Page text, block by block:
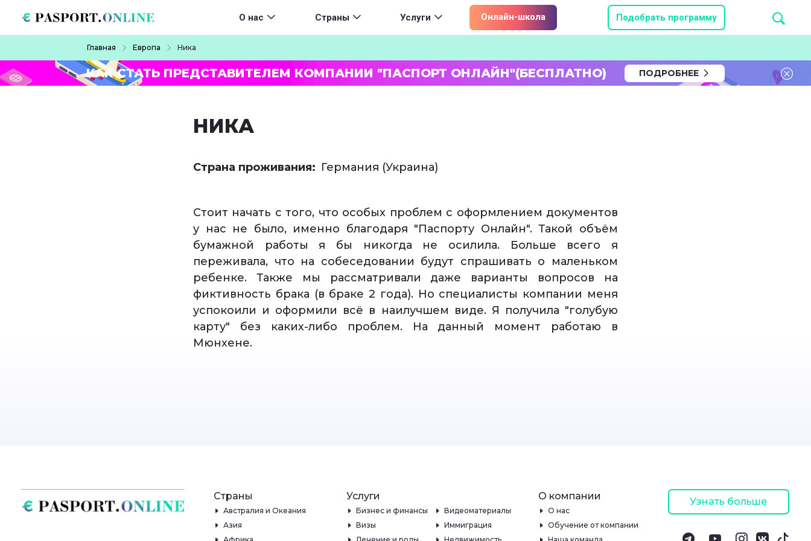
Main navigation
О нас Страны Услуги Онлайн-школа Подобрать программу
Главная Европа Ника
КАК СТАТЬ ПРЕДСТАВИТЕЛЕМ КОМПАНИИ "ПАСПОРТ ОНЛАЙН"(БЕСПЛАТНО) ПОДРОБНЕЕ
НИКА
Страна проживания Германия (Украина)
Стоит начать с того, что особых проблем с оформлением документов
у нас не было, именно благодаря "Паспорту Онлайн". Такой объём
бумажной работы я бы никогда не осилила. Больше всего я
переживала, что на собеседовании будут спрашивать о маленьком
ребенке. Также мы рассматривали даже варианты вопросов на
фиктивность брака (в браке 2 года). Но специалисты компании меня
успокоили и оформили всё в наилучшем виде. Я получила "голубую
карту" без каких-либо проблем. На данный момент работаю в
Мюнхене.
Страны
Австралия и Океания
Азия
Услуги
Бизнес и финансы
Видеоматериалы
Визы
Иммиграция
О компании
О нас
Обучение от компании
Узнать больше